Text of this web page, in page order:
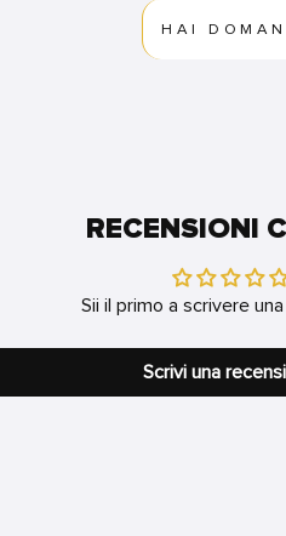
HAI
RECENSIONI
Sii il primo a scrivere
Scrivi una